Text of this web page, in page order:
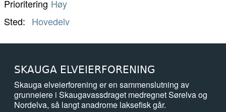
Prioritering Høy
Sted
Hovedelv
SKAUGA ELVEIERFORENING
Skauga elveierforening er en sammenslutning av
grunneiere i Skaugavassdraget medregnet Sørelva og
Nordelva, så langt anadrome laksefisk går.